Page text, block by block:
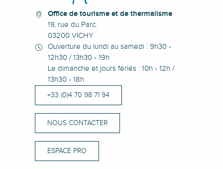
Office de tourisme et de thermalisme
19, rue du Parc.
03200 VICHY
Ouverture du lundi au samedi : 9h30 -
12h30 / 13h30 - 19h
Le dimanche et jours fériés : 10h - 12h /
13h30 - 18h
+33 (0)4 70 98 71 94
NOUS CONTACTER
ESPACE PRO